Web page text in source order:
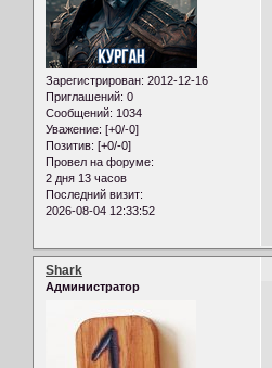
Зарегистрирован: 2012-12-16
Приглашений: 0
Сообщений: 1034
Уважение: [+0/-0]
Позитив: [+0/-0]
Провел на форуме:
2 дня 13 часов
Последний визит:
2026-08-04 12:33:52
Shark
Администратор